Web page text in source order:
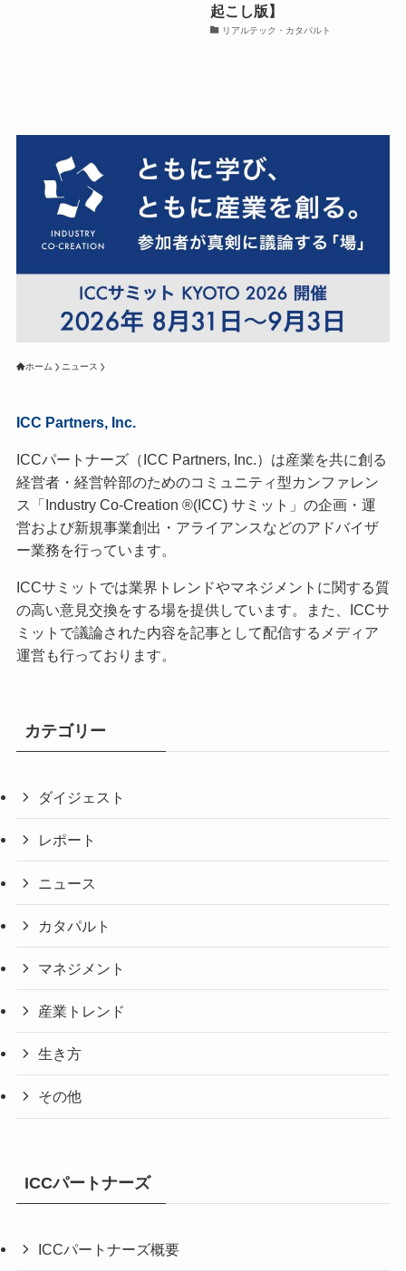
起こし版】
リアルテック・カタパルト
ホーム ニュース
ICC Partners, Inc.
ICCパートナーズ（ICC Partners, Inc.）は産業を共に創る
経営者・経営幹部のためのコミュニティ型カンファレン
ス「Industry Co-Creation ®(ICC) サミット」の企画・運
営および新規事業創出・アライアンスなどのアドバイザ
ー業務を行っています。
ICCサミットでは業界トレンドやマネジメントに関する質
の高い意見交換をする場を提供しています。また、ICCサ
ミットで議論された内容を記事として配信するメディア
運営も行っております。
カテゴリー
ダイジェスト
レポート
ニュース
カタパルト
マネジメント
産業トレンド
生き方
その他
ICCパートナーズ
ICCパートナーズ概要